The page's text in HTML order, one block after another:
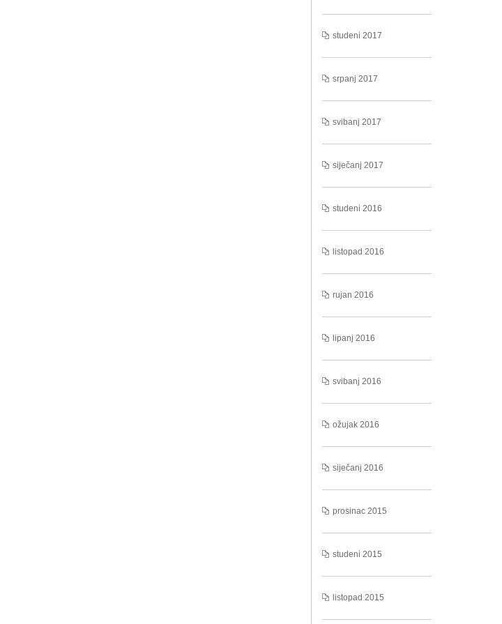
studeni 2017
srpanj 2017
svibanj 2017
siječanj 2017
studeni 2016
listopad 2016
rujan 2016
lipanj 2016
svibanj 2016
ožujak 2016
siječanj 2016
prosinac 2015
studeni 2015
listopad 2015